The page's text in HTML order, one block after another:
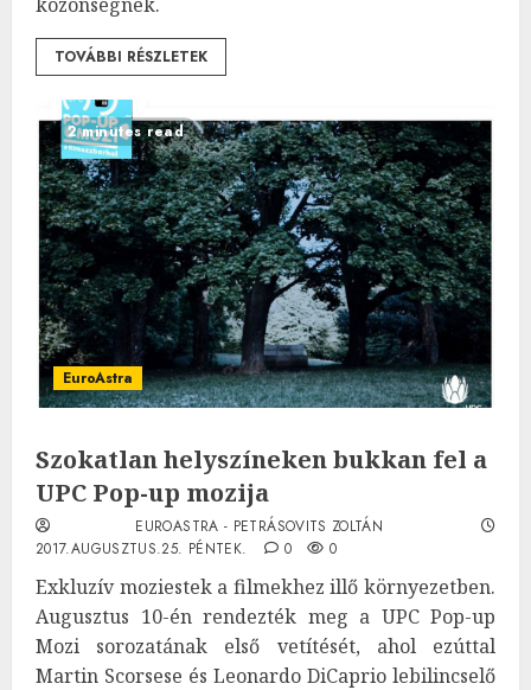
TOVÁBBI RÉSZLETEK
2 minutes read
EuroAstra
Szokatlan helyszíneken bukkan fel a
UPC Pop-up mozija
EUROASTRA - PETRÁSOVITS ZOLTÁN
2017.AUGUSZTUS.25. PÉNTEK.
0 0
Exkluzív moziestek a filmekhez illő környezetben.
Augusztus 10-én rendezték meg a UPC Pop-up
Mozi sorozatának első vetítését, ahol ezúttal
Martin Scorsese és Leonardo DiCaprio lebilincselő